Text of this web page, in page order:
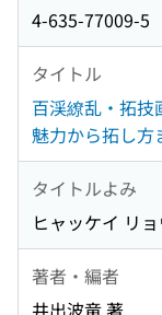
4-635-77009-5
タイトル
百渓繚乱・拓技
魅力から拓し方
タイトルよみ
ヒャッケイ リ
著者・編者
井出波竜 著